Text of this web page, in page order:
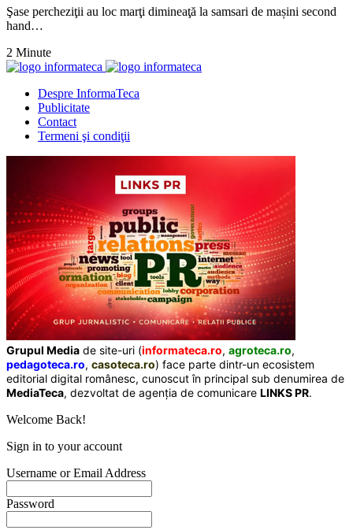
Şase percheziţii au loc marţi dimineaţă la samsari de mașini second
hand…
2 Minute
Despre InformaTeca
Publicitate
Contact
Termeni şi condiţii
Grupul Media de site-uri (informateca.ro, agroteca.ro,
pedagoteca.ro, casoteca.ro) face parte dintr-un ecosistem
editorial digital românesc, cunoscut în principal sub denumirea de
MediaTeca, dezvoltat de agenția de comunicare LINKS PR.
Welcome Back!
Sign in to your account
Username or Email Address
Password